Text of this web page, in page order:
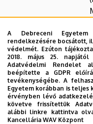
MTMT publikációs
lista
oktatott tantárgyak
A Debreceni
rendelkezésére bocsátott,
védelmét. Ezúton
2018. május 25.
Adatvédelmi Rendelet
beépítette a GDPR
tevékenységébe. A
Egyetem korábban is
érvényben lévő
követve frissítettük
alábbi linkre kattintva
Kancellária WAV Központ